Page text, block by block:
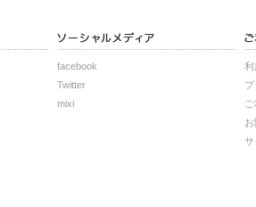
facebook
Twitter
mixi
利